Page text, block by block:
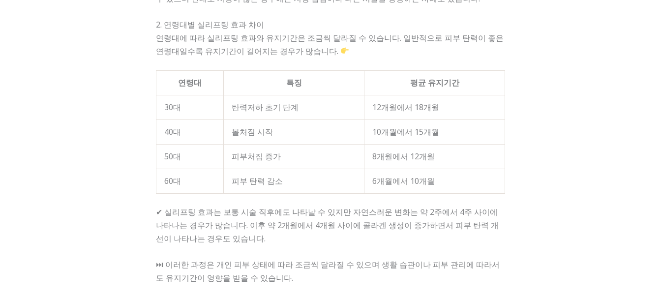
2. 연령대별 실리프팅 효과 차이
연령대에 따라 실리프팅 효과와 유지기간은 조금씩 달라질 수 있습니다. 일반적으로 피부 탄력이 좋은
연령대일수록 유지기간이 길어지는 경우가 많습니다.
연령대 특징 평균 유지기간
30대 탄력저하 초기 단계 12개월에서 18개월
40대 볼처짐 시작 10개월에서 15개월
50대 피부처짐 증가 8개월에서 12개월
60대 피부 탄력 감소 6개월에서 10개월
✔ 실리프팅 효과는 보통 시술 직후에도 나타날 수 있지만 자연스러운 변화는 약 2주에서 4주 사이에
나타나는 경우가 많습니다. 이후 약 2개월에서 4개월 사이에 콜라겐 생성이 증가하면서 피부 탄력 개
선이 나타나는 경우도 있습니다.
⏭ 이러한 과정은 개인 피부 상태에 따라 조금씩 달라질 수 있으며 생활 습관이나 피부 관리에 따라서
도 유지기간이 영향을 받을 수 있습니다.